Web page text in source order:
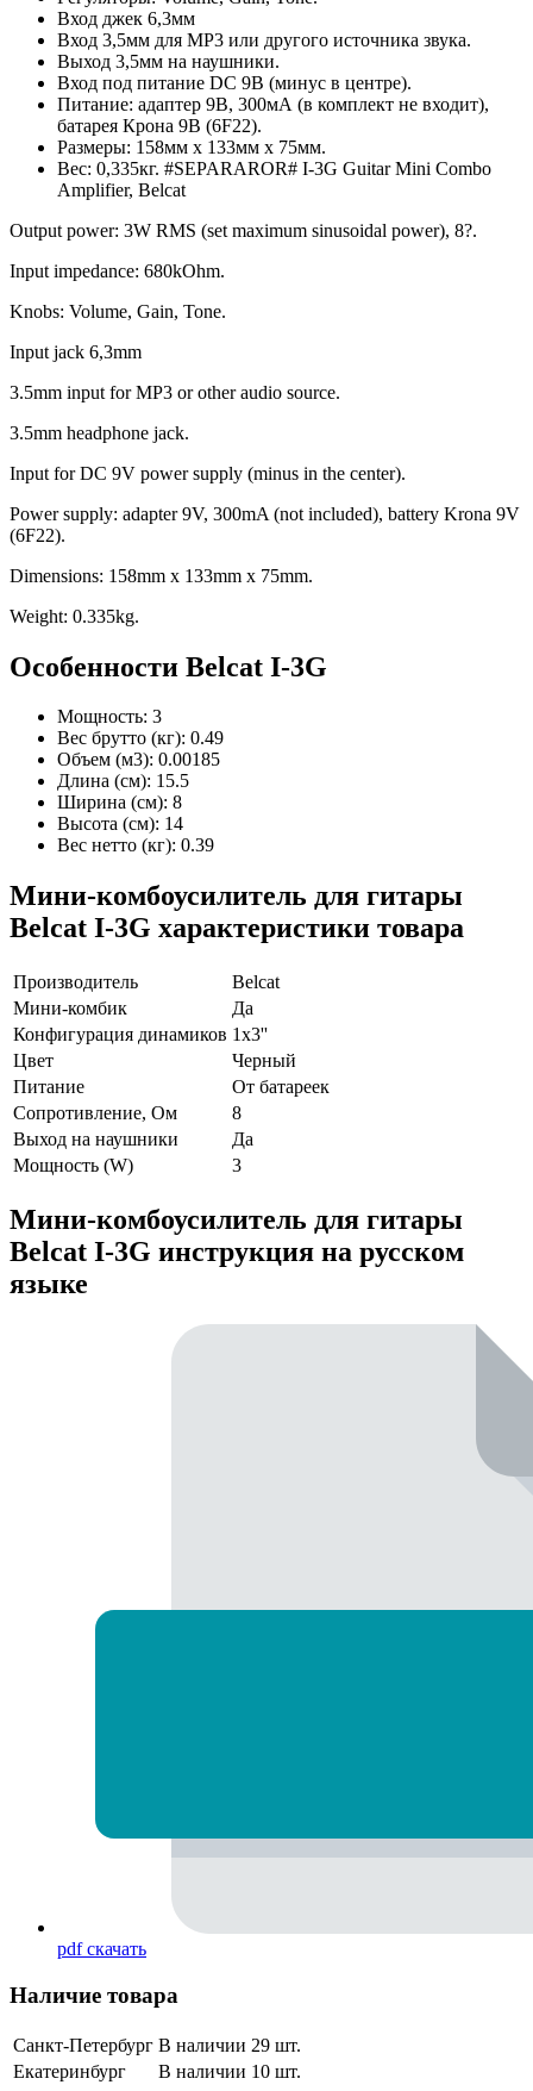
Вход джек 6,3мм
Вход 3,5мм для MP3 или другого источника звука.
Выход 3,5мм на наушники.
Вход под питание DC 9В (минус в центре).
Питание: адаптер 9В, 300мА (в комплект не входит),
батарея Крона 9В (6F22).
Размеры: 158мм х 133мм х 75мм.
Вес: 0,335кг. #SEPARAROR# I-3G Guitar Mini Combo
Amplifier, Belcat
Output power: 3W RMS (set maximum sinusoidal power), 8?.
Input impedance: 680kOhm.
Knobs: Volume, Gain, Tone.
Input jack 6,3mm
3.5mm input for MP3 or other audio source.
3.5mm headphone jack.
Input for DC 9V power supply (minus in the center).
Power supply: adapter 9V, 300mA (not included), battery Krona 9V
(6F22).
Dimensions: 158mm x 133mm x 75mm.
Weight: 0.335kg.
Особенности Belcat I-3G
Мощность: 3
Вес брутто (кг): 0.49
Объем (м3): 0.00185
Длина (см): 15.5
Ширина (см): 8
Высота (см): 14
Вес нетто (кг): 0.39
Мини-комбоусилитель для гитары
Belcat I-3G характеристики товара
Производитель
Belcat
Мини-комбик
Да
Конфигурация динамиков 1х3''
Цвет
Черный
Питание
От батареек
Сопротивление, Ом
8
Выход на наушники
Да
Мощность (W)
3
Мини-комбоусилитель для гитары
Belcat I-3G инструкция на русском
языке
pdf скачать
Наличие товара
Санкт-Петербург В наличии 29 шт.
Екатеринбург
В наличии 10 шт.